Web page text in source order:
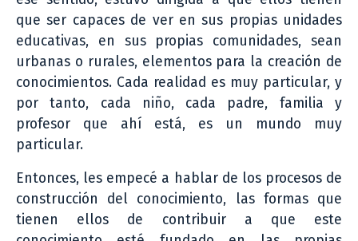
que ser capaces de ver en sus propias unidades
educativas, en sus propias comunidades, sean
urbanas o rurales, elementos para la creación de
conocimientos. Cada realidad es muy particular, y
por tanto, cada niño, cada padre, familia y
profesor que ahí está, es un mundo muy
particular.
Entonces, les empecé a hablar de los procesos de
construcción del conocimiento, las formas que
tienen ellos de contribuir a que este